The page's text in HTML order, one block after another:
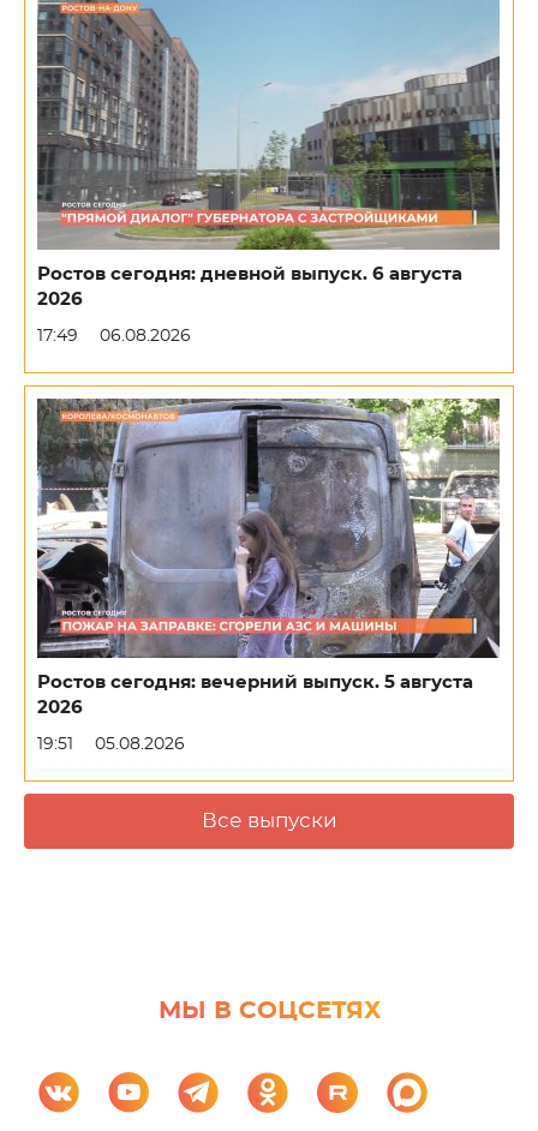
Ростов сегодня: дневной выпуск. 6 августа
2026
17:49 06.08.2026
Ростов сегодня: вечерний выпуск. 5 августа
2026
19:51 05.08.2026
Все выпуски
МЫ В СОЦСЕТЯХ